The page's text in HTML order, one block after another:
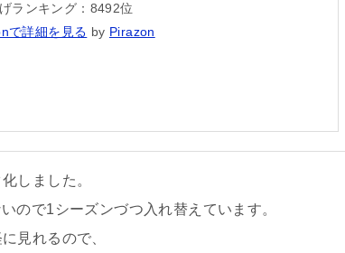
ランキング：8492位
で詳細を見る by Pirazon
しました。
ので1シーズンづつ入れ替えています。
見れるので、